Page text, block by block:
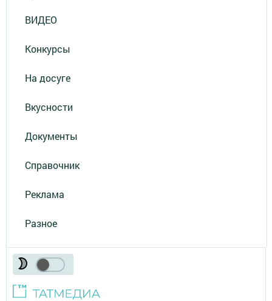
ВИДЕО
Конкурсы
На досуге
Вкусности
Документы
Справочник
Реклама
Разное